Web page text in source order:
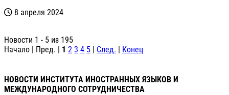
8 апреля 2024
Новости 1 - 5 из 195
Начало | Пред. | 1 2 3 4 5 | След. | Конец
НОВОСТИ ИНСТИТУТА ИНОСТРАННЫХ ЯЗЫКОВ И
МЕЖДУНАРОДНОГО СОТРУДНИЧЕСТВА